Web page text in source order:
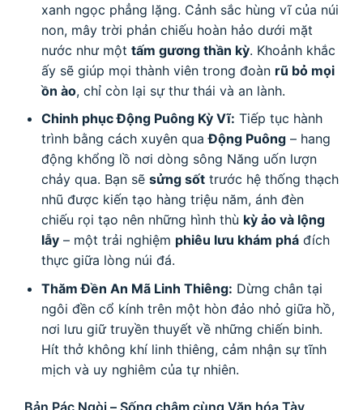
xanh ngọc phẳng lặng. Cảnh sắc hùng vĩ của núi
non, mây trời phản chiếu hoàn hảo dưới mặt
nước như một tấm gương thần kỳ. Khoảnh khắc
ấy sẽ giúp mọi thành viên trong đoàn rũ bỏ mọi
ồn ào, chỉ còn lại sự thư thái và an lành.
Chinh phục Động Puông Kỳ Vĩ: Tiếp tục hành
trình bằng cách xuyên quaĐộng Puông– hang
động khổng lồ nơi dòng sông Năng uốn lượn
chảy qua. Bạn sẽ sửng sốttrước hệ thống thạch
nhũ được kiến tạo hàng triệu năm, ánh đèn
chiếu rọi tạo nên những hình thù kỳ ảo và lộng
lẫy– một trải nghiệm phiêu lưu khám pháđích
thực giữa lòng núi đá.
Thăm Đền An Mã Linh Thiêng: Dừng chân tại
ngôi đền cổ kính trên một hòn đảo nhỏ giữa hồ,
nơi lưu giữ truyền thuyết về những chiến binh.
Hít thở không khí linh thiêng, cảm nhận sự tĩnh
mịch và uy nghiêm của tự nhiên.
Bản Pác Ngòi – Sống chậm cùng Văn hóa Tày